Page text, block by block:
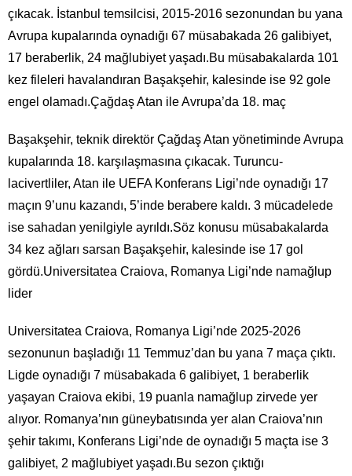
çıkacak. İstanbul temsilcisi, 2015-2016 sezonundan bu yana
Avrupa kupalarında oynadığı 67 müsabakada 26 galibiyet,
17 beraberlik, 24 mağlubiyet yaşadı.Bu müsabakalarda 101
kez fileleri havalandıran Başakşehir, kalesinde ise 92 gole
engel olamadı.Çağdaş Atan ile Avrupa’da 18. maç
Başakşehir, teknik direktör Çağdaş Atan yönetiminde Avrupa
kupalarında 18. karşılaşmasına çıkacak. Turuncu-
lacivertliler, Atan ile UEFA Konferans Ligi’nde oynadığı 17
maçın 9’unu kazandı, 5’inde berabere kaldı. 3 mücadelede
ise sahadan yenilgiyle ayrıldı.Söz konusu müsabakalarda
34 kez ağları sarsan Başakşehir, kalesinde ise 17 gol
gördü.Universitatea Craiova, Romanya Ligi’nde namağlup
lider
Universitatea Craiova, Romanya Ligi’nde 2025-2026
sezonunun başladığı 11 Temmuz’dan bu yana 7 maça çıktı.
Ligde oynadığı 7 müsabakada 6 galibiyet, 1 beraberlik
yaşayan Craiova ekibi, 19 puanla namağlup zirvede yer
alıyor. Romanya’nın güneybatısında yer alan Craiova’nın
şehir takımı, Konferans Ligi’nde de oynadığı 5 maçta ise 3
galibiyet, 2 mağlubiyet yaşadı.Bu sezon çıktığı